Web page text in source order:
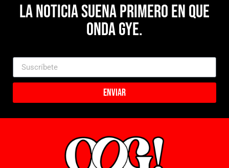
La noticia suena primero en Que
Onda Gye.
Enviar